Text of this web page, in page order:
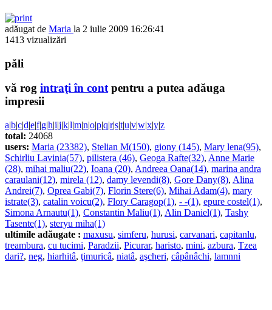
adăugat de Maria la 2 iulie 2009 16:26:41
1413 vizualizări
păli
vă rog intraţi în contpentru a putea adăuga
impresii
a|b|c|d|e|f|g|h|i|j|k|l|m|n|o|p|q|r|s|t|u|v|w|x|y|z
total: 24068
users: Maria (23382), Stelian M(150), giony (145), Mary lena(95),
Schirliu Lavinia(57), pilistera (46), Geoga Rafte(32), Anne Marie
(28), mihai maliu(22), Ioana (20), Andreea Oana(14), marina andra
caraulani(12), mirela (12), damy levendi(8), Gore Dany(8), Alina
Andrei(7), Oprea Gabi(7), Florin Stere(6), Mihai Adam(4), mary
istrate(3), catalin voicu(2), Flory Caragop(1), - -(1), epure costel(1),
Simona Arnautu(1), Constantin Maliu(1), Alin Daniel(1), Tashy
Tasente(1), steryu miha(1)
ultimile adăugate : maxusu, simferu, hurusi, carvanari, capitanlu,
treambura, cu tucimi, Paradzii, Picurar, haristo, mini, azbura, Tzea
dari?, neg, hiarhitâ, ţimuricâ, niatâ, aşcheri, câpânâchi, lamnni